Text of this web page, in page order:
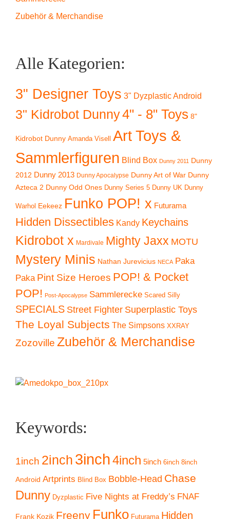
Zubehör & Merchandise
Alle Kategorien:
3" Designer Toys 3" Dyzplastic Android
3" Kidrobot Dunny4" - 8" Toys 8"
Kidrobot Dunny Amanda Visell Art Toys &
Sammlerfiguren Blind Box Dunny 2011 Dunny
2012 Dunny 2013 Dunny Apocalypse Dunny Art of War Dunny
Azteca 2 Dunny Odd Ones Dunny Series 5 Dunny UK Dunny
Warhol Eekeez Funko POP! x Futurama
Hidden Dissectibles Kandy Keychains
Kidrobot x Mardivale Mighty Jaxx MOTU
Mystery Minis Nathan Jurevicius NECA Paka
Paka Pint Size Heroes POP! & Pocket
POP! Post-Apocalypse Sammlerecke Scared Silly
SPECIALS Street Fighter Superplastic Toys
The Loyal Subjects The Simpsons XXRAY
Zozoville Zubehör & Merchandise
Keywords:
1inch 2inch 3inch4inch 5inch 6inch 8inch
Android Artprints Blind Box Bobble-Head Chase
Dunny Dyzplastic Five Nights at Freddy’s FNAF
Frank Kozik Freeny Funko Futurama Hidden